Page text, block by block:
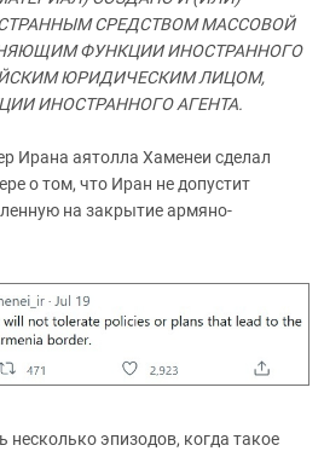
ЗАСТАВЛЯЕТ
КАВКАЗ ЗА ПАЛЕСТИНУ
ПРЕСЛЕДОВАНИЕ АКТИВИСТОВ
СРЕДСТВОМ МАССОВОЙ
ФУНКЦИИ ИНОСТРАННОГО
ЮРИДИЧЕСКИМ ЛИЦОМ,
ИНОСТРАННОГО АГЕНТА.
Ирана аятолла Хаменеи сделал
о том, что Иран не допустит
на закрытие армяно-
несколько эпизодов, когда такое